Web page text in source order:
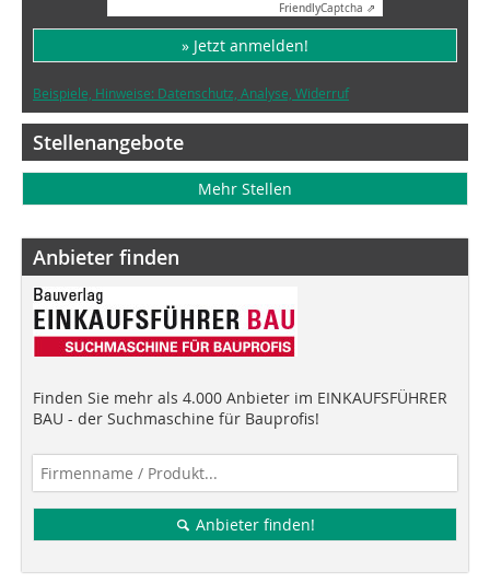
FriendlyCaptcha ⇗
» Jetzt anmelden!
Beispiele, Hinweise: Datenschutz, Analyse, Widerruf
Stellenangebote
Mehr Stellen
Anbieter finden
Finden Sie mehr als 4.000 Anbieter im EINKAUFSFÜHRER
BAU - der Suchmaschine für Bauprofis!
Anbieter finden!